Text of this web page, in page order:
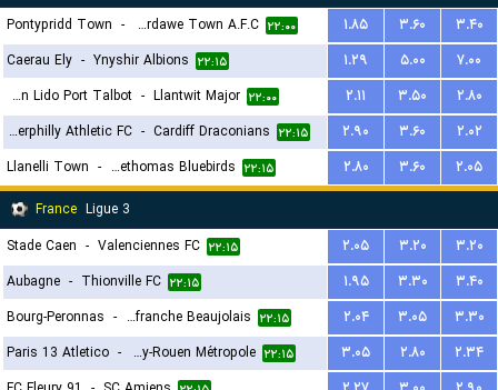
Pontypridd Town - Pontardawe Town A.F.C. ۲۲:۰۰ ۱.۸۵ ۳.۶۰
۳.۴۰
Caerau Ely - Ynyshir Albions ۲۲:۱۵ ۱.۲۹ ۵.۰۰
۷.۰۰
Afan Lido Port Talbot
- Llantwit Major ۲۲:۰۰ ۲.۱۱ ۳.۵۰
۲.۸۰
Caerphilly Athletic FC
- Cardiff Draconians ۲۲:۱۵ ۲.۹۰ ۳.۶۰
۲.۰۲
Llanelli Town - Trethomas Bluebirds ۲۲:۱۵ ۲.۸۰ ۳.۶۰
۲.۰۵
France Ligue 3
Stade Caen - Valenciennes FC ۲۲:۱۵ ۲.۰۵ ۳.۲۰
۳.۲۰
Aubagne - Thionville FC ۲۲:۱۵ ۱.۹۵ ۳.۳۰
۳.۴۰
Bourg-Peronnas - FC Villefranche Beaujolais ۲۲:۱۵ ۲.۰۴ ۳.۰۵
۳.۳۰
Paris 13 Atletico - US Quevilly-Rouen Métropole ۲۲:۱۵ ۳.۰۵ ۲.۸۰
۲.۳۴